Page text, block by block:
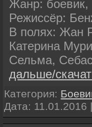
Жанр:
Режиссёр:
В полях: Жан
Катерина
Сельма,
дальше/
Категория:
Дата: 11.01.2016